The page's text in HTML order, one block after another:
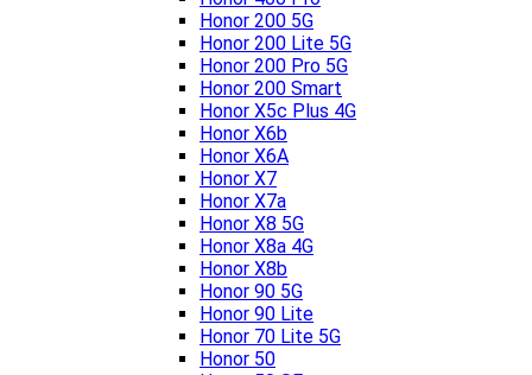
Honor 200 5G
Honor 200 Lite 5G
Honor 200 Pro 5G
Honor 200 Smart
Honor X5c Plus 4G
Honor X6b
Honor X6A
Honor X7
Honor X7a
Honor X8 5G
Honor X8a 4G
Honor X8b
Honor 90 5G
Honor 90 Lite
Honor 70 Lite 5G
Honor 50